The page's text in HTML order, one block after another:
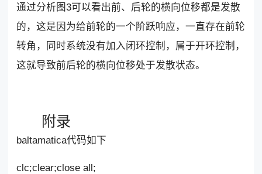
通过分析图3可以看出前、后轮的横向位移都是发散
的，这是因为给前轮的一个阶跃响应，一直存在前轮
转角，同时系统没有加入闭环控制，属于开环控制，
这就导致前后轮的横向位移处于发散状态。
附录
baltamatica代码如下
clc;clear;close all;